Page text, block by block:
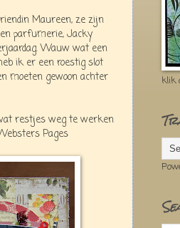
Maureen, ze zijn
parfumerie, Jacky
Wauw wat een
ik er een roestig slot
moeten gewoon achter
restjes weg te werken
Pages
klik